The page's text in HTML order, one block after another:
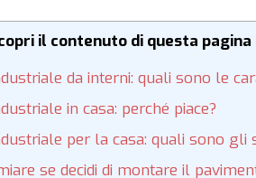
il contenuto di questa pagina
da interni: quali sono le
in casa: perché piace?
per la casa: quali sono gli
se decidi di montare il